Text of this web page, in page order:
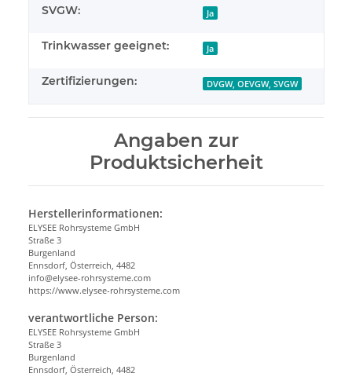
SVGW: Ja
Trinkwasser geeignet: Ja
Zertifizierungen: DVGW, OEVGW, SVGW
Angaben zur
Produktsicherheit
Herstellerinformationen:
ELYSEE Rohrsysteme GmbH
Straße 3
Burgenland
Ennsdorf, Österreich, 4482
info@elysee-rohrsysteme.com
https://www.elysee-rohrsysteme.com
verantwortliche Person:
ELYSEE Rohrsysteme GmbH
Straße 3
Burgenland
Ennsdorf, Österreich, 4482